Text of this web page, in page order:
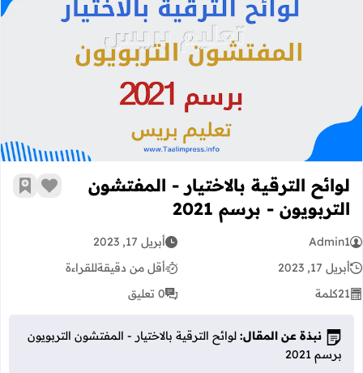
لوائح الترقية بالاختيار - المفتشون
لوائح الترقية بالاختيار - المفتشون
التربويون - برسم 2021
زر أضف
Admin1
أبريل 17, 2023
أبريل 17, 2023
أقل من دقيقةللقراءة
21كلمة 0 تعليق
نبذة عن المقال: لوائح الترقية بالاختيار - المفتشون التربويون
برسم 2021